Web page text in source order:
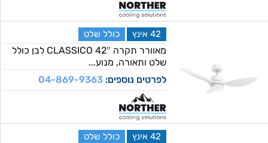
42 אינץ כולל שלט
מאוורר תקרה 42″ CLASSICO לבן כולל
שלט ותאורה, מנוע...
לפרטים נוספים:04-869-9363
42 אינץ כולל שלט